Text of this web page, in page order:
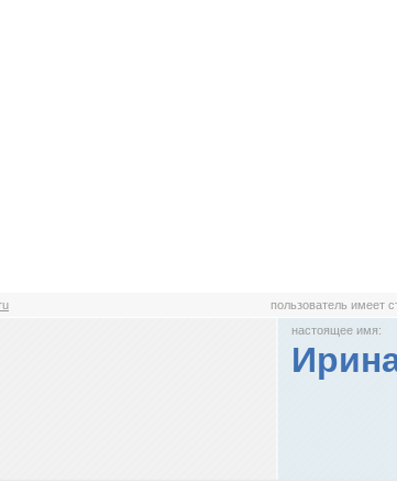
пользователь имеет
настоящее имя: